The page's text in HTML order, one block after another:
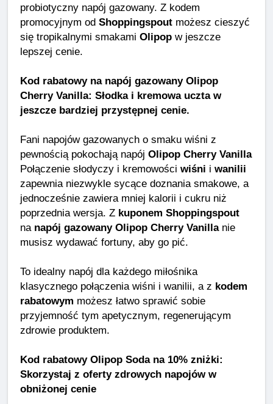
probiotyczny napój gazowany. Z kodem
promocyjnym od Shoppingspout możesz cieszyć
się tropikalnymi smakami Olipop w jeszcze
lepszej cenie.
Kod rabatowy na napój gazowany Olipop
Cherry Vanilla: Słodka i kremowa uczta w
jeszcze bardziej przystępnej cenie.
Fani napojów gazowanych o smaku wiśni z
pewnością pokochają napój Olipop Cherry Vanilla
Połączenie słodyczy i kremowości wiśni i wanilii
zapewnia niezwykle sycące doznania smakowe, a
jednocześnie zawiera mniej kalorii i cukru niż
poprzednia wersja. Z kuponem Shoppingspout
na napój gazowany Olipop Cherry Vanillanie
musisz wydawać fortuny, aby go pić.
To idealny napój dla każdego miłośnika
klasycznego połączenia wiśni i wanilii, a z kodem
rabatowym możesz łatwo sprawić sobie
przyjemność tym apetycznym, regenerującym
zdrowie produktem.
Kod rabatowy Olipop Soda na 10% zniżki:
Skorzystaj z oferty zdrowych napojów w
obniżonej cenie